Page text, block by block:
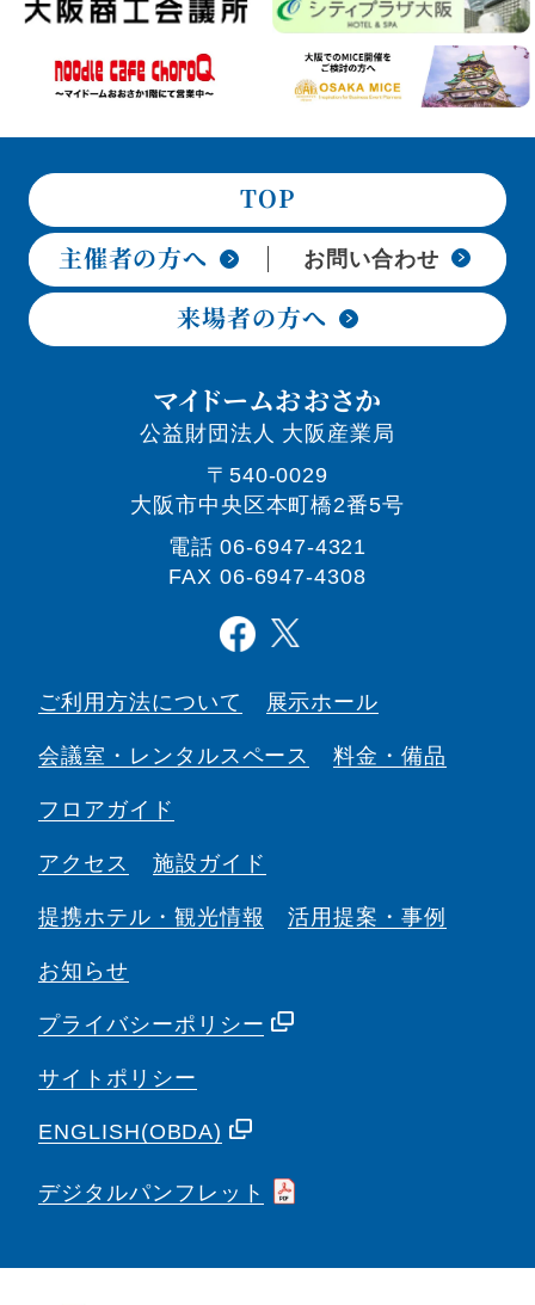
TOP
主催者の方へ
お問い合わせ
来場者の方へ
マイドームおおさか
公益財団法人 大阪産業局
〒540-0029
大阪市中央区本町橋2番5号
電話06-6947-4321
FAX 06-6947-4308
ご利用方法について 展示ホール
会議室・ レンタルスペース 料金・備品
フロアガイド
アクセス 施設ガイド
提携ホテル・観光情報 活用提案・事例
お知らせ
プライバシーポリシー
サイトポリシー
ENGLISH(OBDA)
デジタルパンフレット